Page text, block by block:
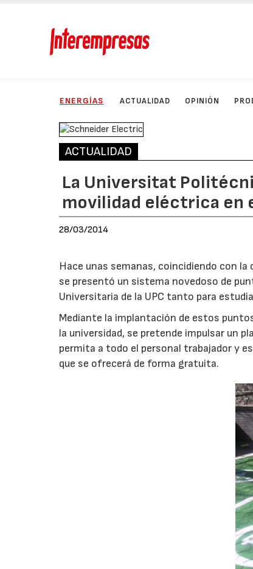
ENERGÍAS ACTUALIDAD OPINIÓN
ACTUALIDAD
La Universitat
movilidad eléctrica en
28/03/2014
Hace unas semanas, coincidiendo con la
se presentó un sistema novedoso de
Universitaria de la UPC tanto para
Mediante la implantación de estos
la universidad, se pretende impulsar un
permita a todo el personal trabajador y
que se ofrecerá de forma gratuita.